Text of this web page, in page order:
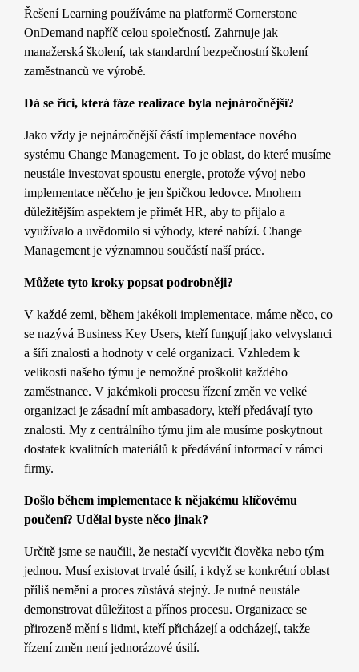
Řešení Learning používáme na platformě Cornerstone
OnDemand napříč celou společností. Zahrnuje jak
manažerská školení, tak standardní bezpečnostní školení
zaměstnanců ve výrobě.
Dá se říci, která fáze realizace byla nejnáročnější?
Jako vždy je nejnáročnější částí implementace nového
systému Change Management. To je oblast, do které musíme
neustále investovat spoustu energie, protože vývoj nebo
implementace něčeho je jen špičkou ledovce. Mnohem
důležitějším aspektem je přimět HR, aby to přijalo a
využívalo a uvědomilo si výhody, které nabízí. Change
Management je významnou součástí naší práce.
Můžete tyto kroky popsat podrobněji?
V každé zemi, během jakékoli implementace, máme něco, co
se nazývá Business Key Users, kteří fungují jako velvyslanci
a šíří znalosti a hodnoty v celé organizaci. Vzhledem k
velikosti našeho týmu je nemožné proškolit každého
zaměstnance. V jakémkoli procesu řízení změn ve velké
organizaci je zásadní mít ambasadory, kteří předávají tyto
znalosti. My z centrálního týmu jim ale musíme poskytnout
dostatek kvalitních materiálů k předávání informací v rámci
firmy.
Došlo během implementace k nějakému klíčovému
poučení? Udělal byste něco jinak?
Určitě jsme se naučili, že nestačí vycvičit člověka nebo tým
jednou. Musí existovat trvalé úsilí, i když se konkrétní oblast
příliš nemění a proces zůstává stejný. Je nutné neustále
demonstrovat důležitost a přínos procesu. Organizace se
přirozeně mění s lidmi, kteří přicházejí a odcházejí, takže
řízení změn není jednorázové úsilí.